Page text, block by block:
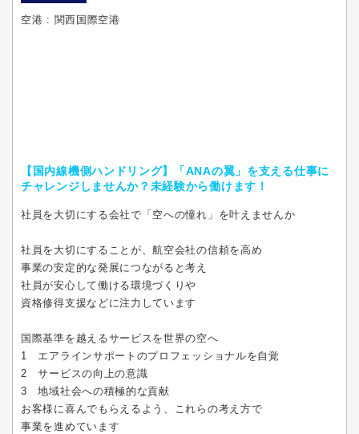
空港 : 関西国際空港
【国内線機側ハンドリング】「ANAの翼」を支える仕事に
チャレンジしませんか？未経験から働けます！
社員を大切にする会社で「空への憧れ」を叶えませんか
社員を大切にすることが、航空会社の信頼を高め
事業の安定的な発展につながると考え
社員が安心して働ける環境づくりや
資格修得支援などに注力しています
国際基準を越えるサービスを世界の空へ
1 エアラインサポートのプロフェッショナルを自覚
2 サービスの向上の意識
3 地域社会への積極的な貢献
お客様に喜んでもらえるよう、これらの考え方で
事業を進めています